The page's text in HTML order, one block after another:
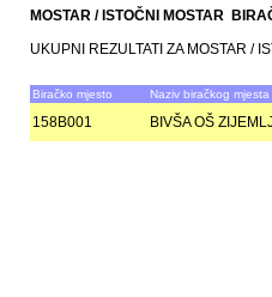
MOSTAR / ISTOČNI MOSTAR
UKUPNI REZULTATI ZA MOSTAR /
Biračko mjesto Naziv biračkog mjesta
158B001 BIVŠA OŠ